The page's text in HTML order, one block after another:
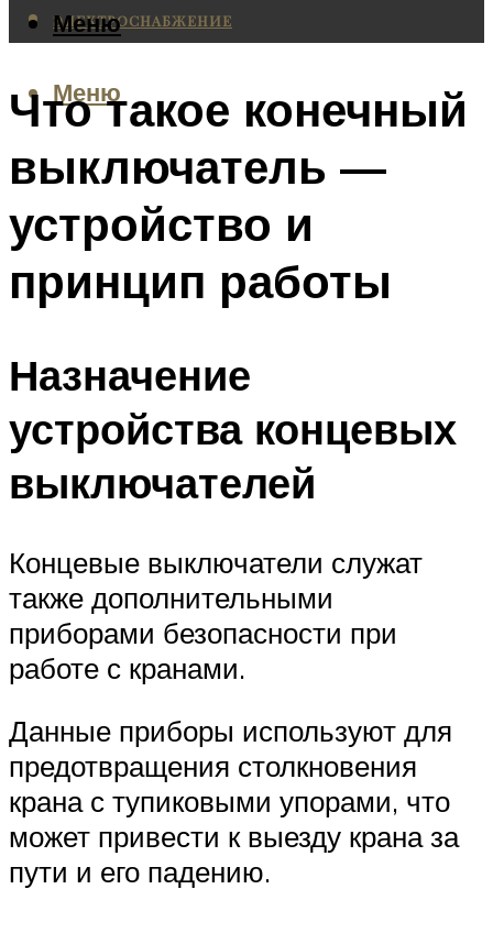
ЭЛЕКТРОСНАБЖЕНИЕ
Меню
Меню
Что такое конечный
выключатель —
устройство и
принцип работы
Назначение
устройства концевых
выключателей
Концевые выключатели служат
также дополнительными
приборами безопасности при
работе с кранами.
Данные приборы используют для
предотвращения столкновения
крана с тупиковыми упорами, что
может привести к выезду крана за
пути и его падению.